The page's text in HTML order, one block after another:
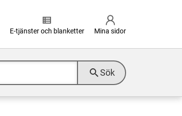
view_list
E-tjänster och blanketter Mina sidor
search Sök